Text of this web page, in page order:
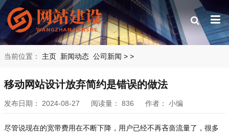
当前位置： 主页 >
新闻动态 >
公司新闻
移动网站设计放弃简约是错误的做法
发布日期： 2024-08-27 阅读量： 836 作者： 小编
尽管说现在的宽带费用在不断下降，用户已经不再吝啬流量了，很多